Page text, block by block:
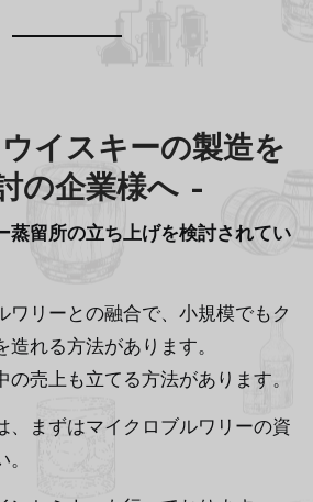
イスキーの製造を
の企業様へ–
蒸留所の立ち上げを検討されてい
ワリーとの融合で、小規模でもク
れる方法があります。
の売上も立てる方法があります。
、まずはマイクロブルワリーの資